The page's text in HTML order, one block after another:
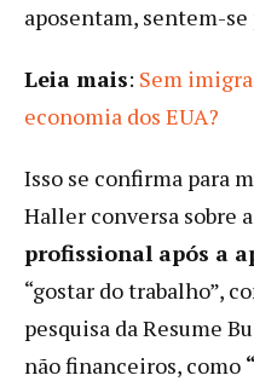
aposentam, sentem-se
Leia mais: Sem
economia dos EUA?
Isso se confirma para
Haller conversa sobre a
profissional após a
“gostar do trabalho”,
pesquisa da Resume
não financeiros, como